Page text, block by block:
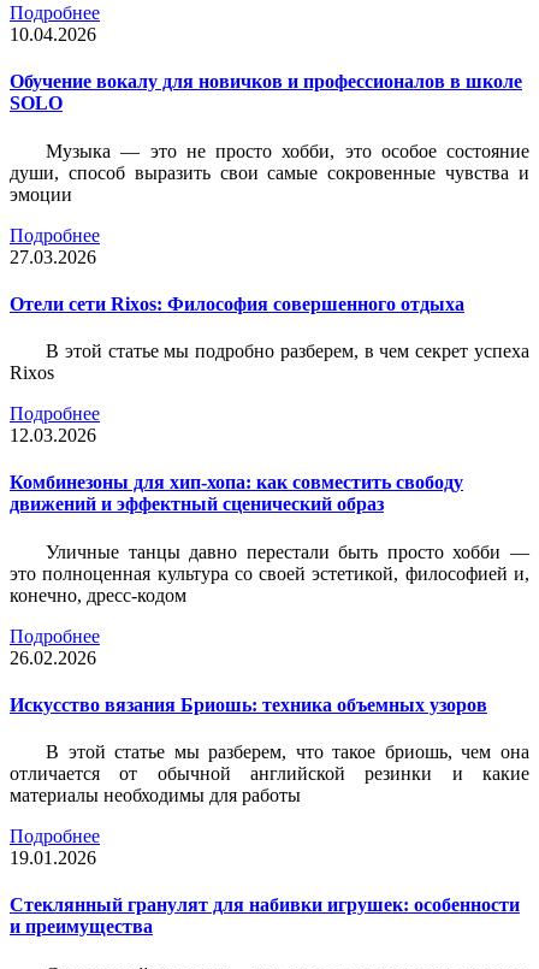
Подробнее
10.04.2026
Обучение вокалу для новичков и профессионалов в школе
SOLO
Музыка — это не просто хобби, это особое состояние
души, способ выразить свои самые сокровенные чувства и
эмоции
Подробнее
27.03.2026
Отели сети Rixos: Философия совершенного отдыха
В этой статье мы подробно разберем, в чем секрет успеха
Rixos
Подробнее
12.03.2026
Комбинезоны для хип-хопа: как совместить свободу
движений и эффектный сценический образ
Уличные танцы давно перестали быть просто хобби —
это полноценная культура со своей эстетикой, философией и,
конечно, дресс-кодом
Подробнее
26.02.2026
Искусство вязания Бриошь: техника объемных узоров
В этой статье мы разберем, что такое бриошь, чем она
отличается от обычной английской резинки и какие
материалы необходимы для работы
Подробнее
19.01.2026
Стеклянный гранулят для набивки игрушек: особенности
и преимущества